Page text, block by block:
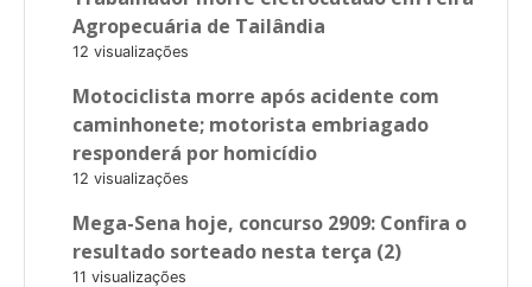
Agropecuária de Tailândia
12 visualizações
Motociclista morre após acidente com
caminhonete; motorista embriagado
responderá por homicídio
12 visualizações
Mega-Sena hoje, concurso 2909: Confira o
resultado sorteado nesta terça (2)
11 visualizações